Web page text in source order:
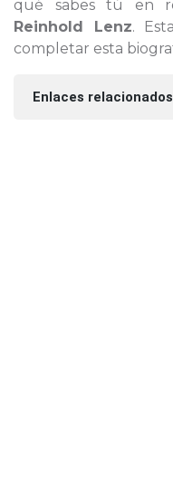
qué sabes tú en
Reinhold Lenz.
completar esta
Enlaces relacionados